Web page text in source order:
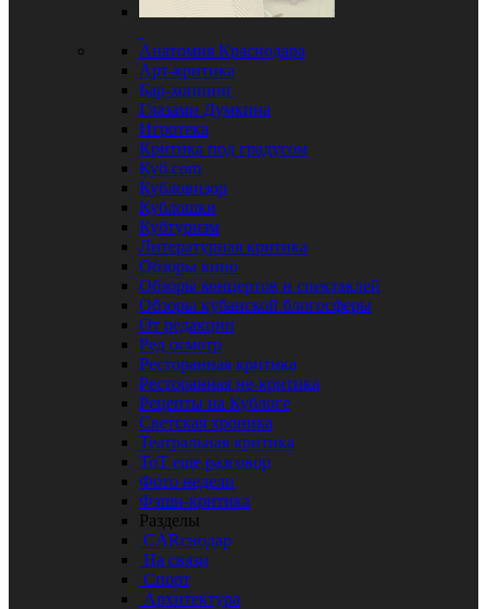
Анатомия Краснодара
Арт-критика
Бар-хоппинг
Глазами Думкина
Игротека
Критика под градусом
Куб.com
Кубловизор
Кублошки
Кубтуризм
Литературная критика
Обзоры кино
Обзоры концертов и спектаклей
Обзоры кубанской блогосферы
От редакции
Ред осмотр
Ресторанная критика
Ресторанная не-критика
Рецепты на Кублоге
Светская хроника
Театральная критика
ТоТ еще разговор
Фото недели
Фэшн-критика
Разделы
CARснодар
На связи
Спорт
Архитектура